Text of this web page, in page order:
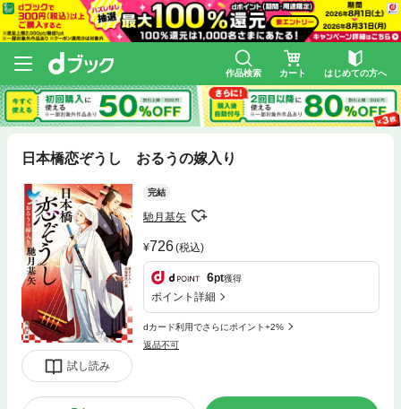
作品検索 カート はじめての方へ
日本橋恋ぞうし おるうの嫁入り
試し読み
完結
馳月基矢
726(税込)
6pt獲得
ポイント詳細
dカード利用でさらにポイント+2%
返品不可